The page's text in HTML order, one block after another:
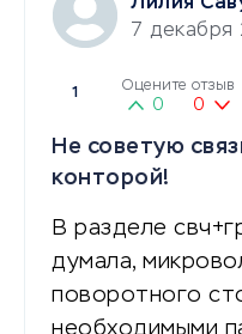
7 декабря
1 Оцените отзыв
0 0
Не советую
конторой!
В разделе
думала,
поворотного
необходимыми